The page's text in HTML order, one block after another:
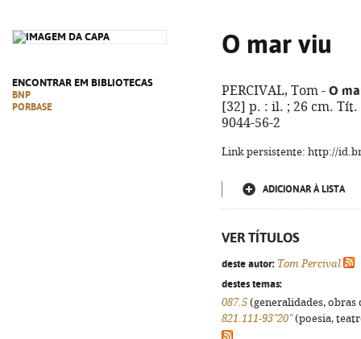
ENCONTRAR EM BIBLIOTECAS
BNP
PORBASE
O mar viu
PERCIVAL, Tom - O
[32] p. : il. ; 26 cm. Tít.
9044-56-2
Link persistente: http://
ADICIONAR À LISTA
VER TÍTULOS
deste autor: Tom Percival
destes temas:
087.5 (generalidades,
821.111-93"20"(poesia,